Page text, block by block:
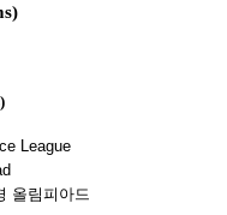
League
올림피아드